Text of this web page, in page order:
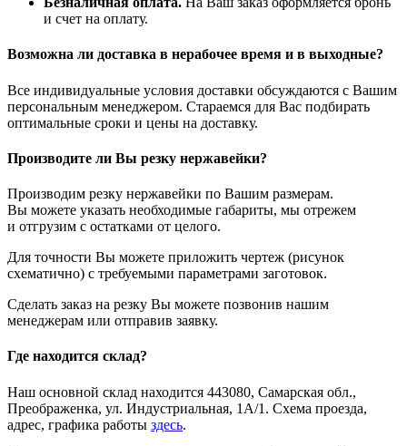
и счет на оплату.
Возможна ли доставка в нерабочее время и в выходные?
Все индивидуальные условия доставки обсуждаются с Вашим
персональным менеджером. Стараемся для Вас подбирать
оптимальные сроки и цены на доставку.
Производите ли Вы резку нержавейки?
Производим резку нержавейки по Вашим размерам.
Вы можете указать необходимые габариты, мы отрежем
и отгрузим с остатками от целого.
Для точности Вы можете приложить чертеж (рисунок
схематично) с требуемыми параметрами заготовок.
Сделать заказ на резку Вы можете позвонив нашим
менеджерам или отправив заявку.
Где находится склад?
Наш основной склад находится 443080, Самарская обл.,
Преображенка, ул. Индустриальная, 1А/1. Схема проезда,
адрес, графика работы здесь.